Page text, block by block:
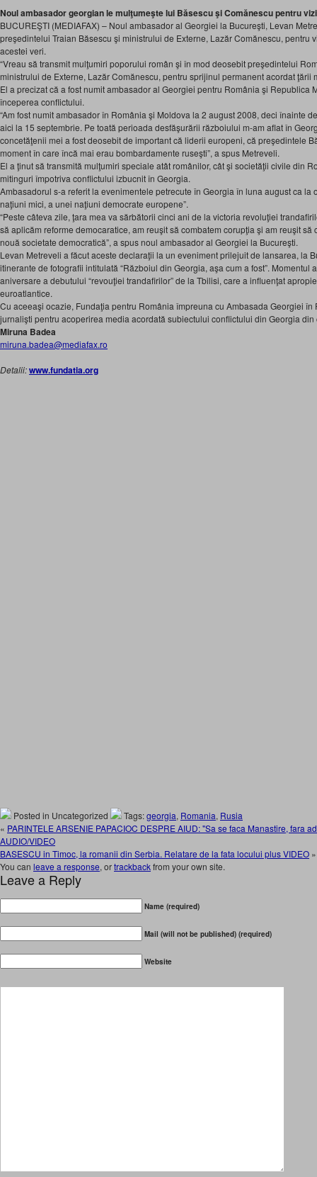
Noul ambasador georgian le mulţumeşte lui Băsescu şi Comănescu pentru
BUCUREŞTI (MEDIAFAX) – Noul ambasador al Georgiei la Bucureşti, Levan
preşedintelui Traian Băsescu şi ministrului de Externe, Lazăr Comănescu, pentru
acestei veri.
“Vreau să transmit mulţumiri poporului român şi în mod deosebit preşedintelui
ministrului de Externe, Lazăr Comănescu, pentru sprijinul permanent acordat ţării
El a precizat că a fost numit ambasador al Georgiei pentru România şi Republica
începerea conflictului.
“Am fost numit ambasador în România şi Moldova la 2 august 2008, deci înainte
aici la 15 septembrie. Pe toată perioada desfăşurării războiului m-am aflat în
concetăţenii mei a fost deosebit de important că liderii europeni, că preşedintele
moment în care încă mai erau bombardamente ruseşti”, a spus Metreveli.
El a ţinut să transmită mulţumiri speciale atât românilor, cât şi societăţii civile din
mitinguri împotriva conflictului izbucnit în Georgia.
Ambasadorul s-a referit la evenimentele petrecute în Georgia în luna august ca la
naţiuni mici, a unei naţiuni democrate europene”.
“Peste câteva zile, ţara mea va sărbătorii cinci ani de la victoria revoluţiei
să aplicăm reforme democaratice, am reuşit să combatem corupţia şi am reuşit
nouă societate democratică”, a spus noul ambasador al Georgiei la Bucureşti.
Levan Metreveli a făcut aceste declaraţii la un eveniment prilejuit de lansarea, la
itinerante de fotografii intitulată “Războiul din Georgia, aşa cum a fost”. Momentul
aniversare a debutului “revouţiei trandafirilor” de la Tbilisi, care a influenţat
euroatlantice.
Cu aceeaşi ocazie, Fundaţia pentru România împreuna cu Ambasada Georgiei
jurnalişti pentru acoperirea media acordată subiectului conflictului din Georgia din
Miruna Badea
miruna.badea@mediafax.ro
Detalii:www.fundatia.org
Posted in Uncategorized Tags:georgia, Romania, Rusia
« PARINTELE ARSENIE PAPACIOC DESPRE AIUD: "Sa se faca Manastire, fara
AUDIO/VIDEO
BASESCU in Timoc, la romanii din Serbia. Relatare de la fata locului plus VIDEO »
You can leave a response, ortrackbackfrom your own site.
Leave a Reply
Name (required)
Mail (will not be published) (required)
Website